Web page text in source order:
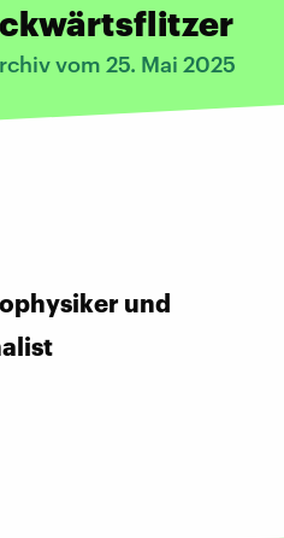
vom 25. Mai 2025
und